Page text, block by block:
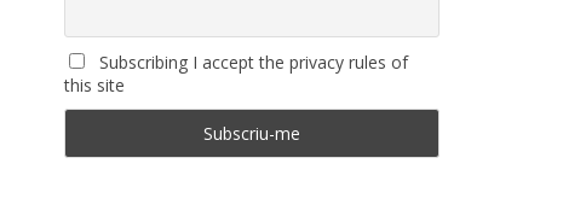
Subscribing I accept the privacy rules of
this site